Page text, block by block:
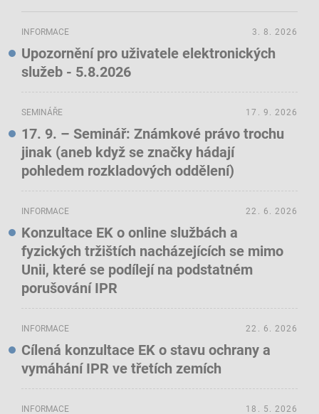
INFORMACE
Upozornění pro uživatele elektronických
služeb - 5.8.2026
3. 8. 2026
SEMINÁŘE
17. 9. – Seminář: Známkové právo trochu
jinak (aneb když se značky hádají
pohledem rozkladových oddělení)
17. 9. 2026
INFORMACE
Konzultace EK o online službách a
fyzických tržištích nacházejících se mimo
Unii, které se podílejí na podstatném
porušování IPR
22. 6. 2026
INFORMACE
Cílená konzultace EK o stavu ochrany a
vymáhání IPR ve třetích zemích
22. 6. 2026
INFORMACE 18. 5. 2026